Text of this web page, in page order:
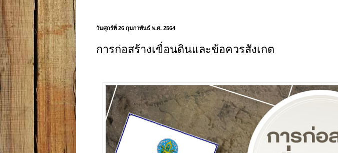
วันศุกร์ที่ 26 กุมภาพันธ์ พ.ศ. 2564
การก่อสร้างเขื่อนดินและข้อควรสังเกต